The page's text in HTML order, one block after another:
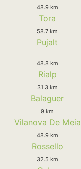
48.9 km
Tora
58.7 km
Pujalt
48.8 km
Rialp
31.3 km
Balaguer
9 km
Vilanova De Meia
48.9 km
Rossello
32.5 km